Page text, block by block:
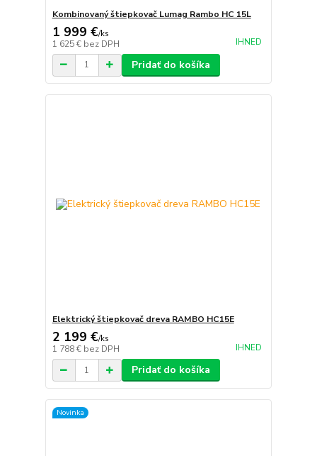
Kombinovaný štiepkovač Lumag Rambo HC 15L
1 999 €/ks
1 625 € bez DPH IHNED
Pridať do košíka
Elektrický štiepkovač dreva RAMBO HC15E
2 199 €/ks
1 788 € bez DPH IHNED
Pridať do košíka
Novinka